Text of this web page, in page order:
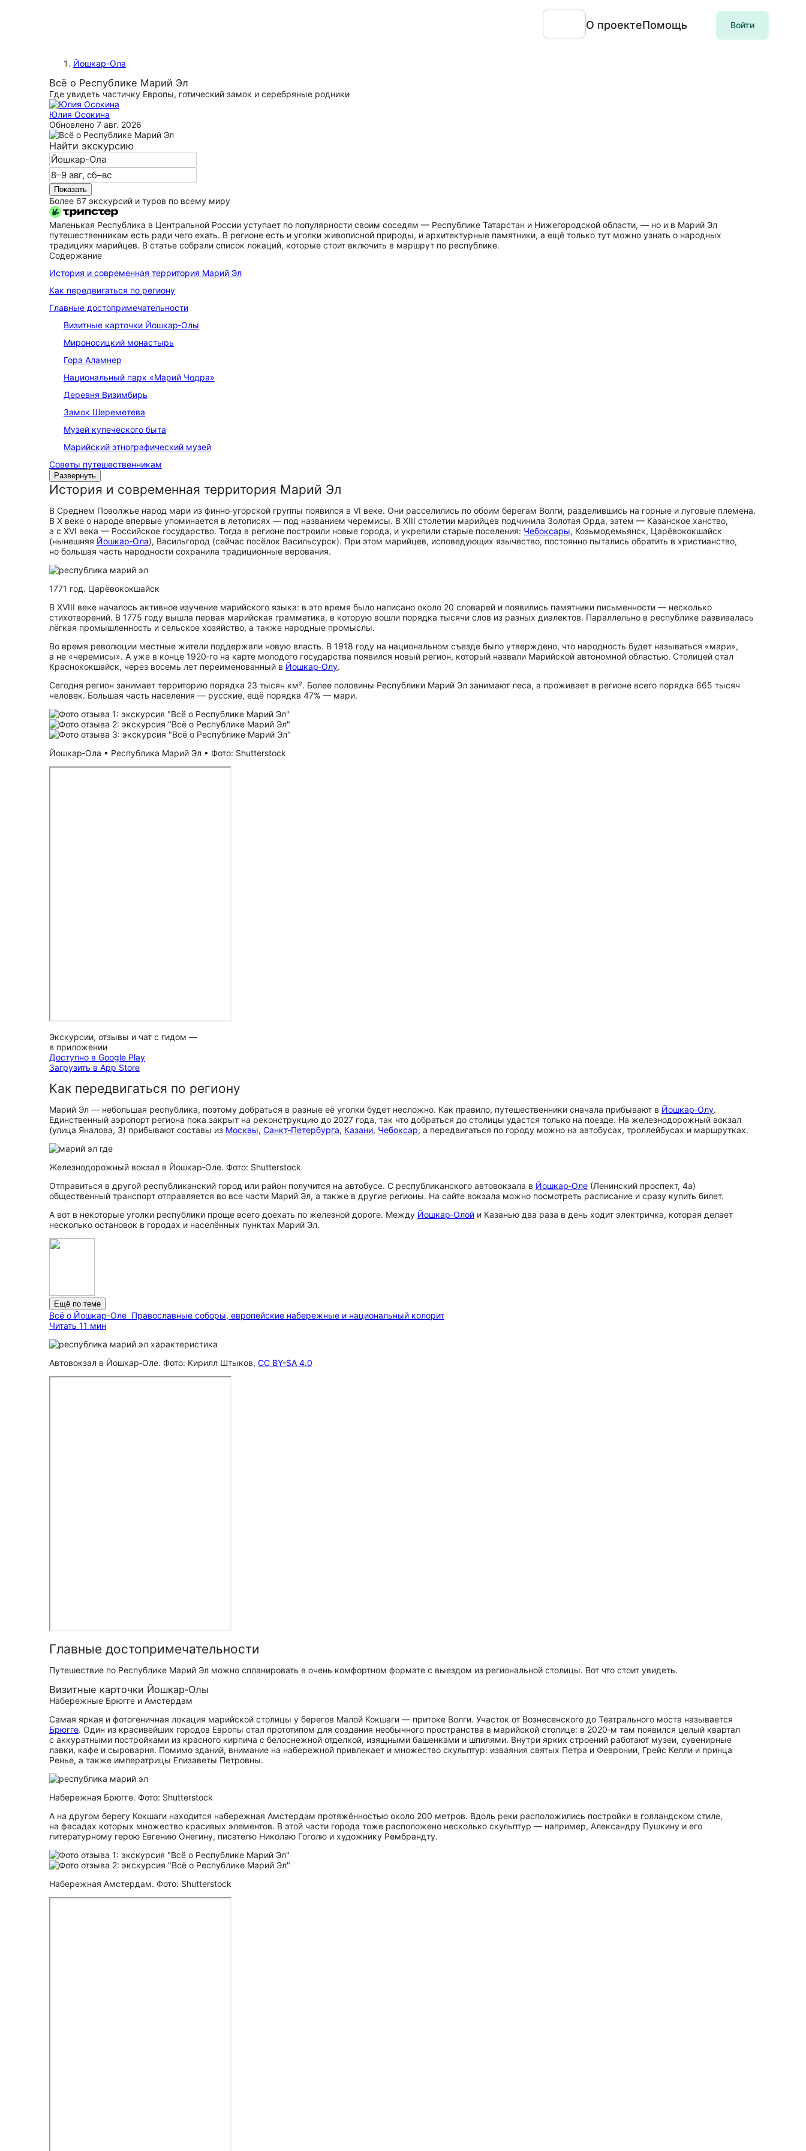
О проектеПомощь Войти
Йошкар-Ола
Всё о Республике Марий Эл
Где увидеть частичку Европы, готический замок и серебряные родники
Юлия Осокина
Обновлено 7 авг. 2026
Найти экскурсию
Показать
Более 67 экскурсий и туров по всему миру
Маленькая Республика в Центральной России уступает по популярности своим соседям — Республике Татарстан и Нижегородской области, — но и в Марий Эл
путешественникам есть ради чего ехать. В регионе есть и уголки живописной природы, и архитектурные памятники, а ещё только тут можно узнать о народных
традициях марийцев. В статье собрали список локаций, которые стоит включить в маршрут по республике.
Содержание
История и современная территория Марий Эл
Как передвигаться по региону
Главные до­сто­при­ме­ча­тель­но­сти
Визитные карточки Йошкар‑Олы
Мироносицкий монастырь
Гора Аламнер
Национальный парк «Марий Чодра»
Деревня Визимбирь
Замок Шереметева
Музей купеческого быта
Марийский этнографический музей
Советы путешественникам
Развернуть
История и современная территория Марий Эл
В Среднем Поволжье народ мари из финно‑угорской группы появился в VI веке. Они расселились по обоим берегам Волги, разделившись на горные и луговые племена.
В X веке о народе впервые упоминается в летописях — под названием черемисы. В XIII столетии марийцев подчинила Золотая Орда, затем — Казанское ханство,
а с XVI века — Российское государство. Тогда в регионе построили новые города, и укрепили старые поселения: Чебоксары, Козьмодемьянск, Царёвококшайск
(нынешняя Йошкар‑Ола), Васильгород (сейчас посёлок Васильсурск). При этом марийцев, исповедующих язычество, постоянно пытались обратить в христианство,
но большая часть народности сохранила традиционные верования.
1771 год. Царёвококшайск
В XVIII веке началось активное изучение марийского языка: в это время было написано около 20 словарей и появились памятники письменности — несколько
стихотворений. В 1775 году вышла первая марийская грамматика, в которую вошли порядка тысячи слов из разных диалектов. Параллельно в республике развивалась
лёгкая промышленность и сельское хозяйство, а также народные промыслы.
Во время революции местные жители поддержали новую власть. В 1918 году на национальном съезде было утверждено, что народность будет называться «мари»,
а не «черемисы». А уже в конце 1920‑го на карте молодого государства появился новый регион, который назвали Ма­рий­ской автономной областью. Столицей стал
Крас­но­кок­шайск, через восемь лет переименованный в Йошкар‑Олу.
Сегодня регион занимает территорию порядка 23 тысяч км². Более половины Республики Марий Эл занимают леса, а проживает в регионе всего порядка 665 тысяч
человек. Большая часть населения — русские, ещё порядка 47% — мари.
Йошкар‑Ола • Республика Марий Эл • Фото: Shutterstock
Экскурсии, отзывы и чат с гидом —
в приложении
Доступно в Google Play
Загрузить в App Store
Как передвигаться по региону
Марий Эл — небольшая республика, поэтому добраться в разные её уголки будет несложно. Как правило, путешественники сначала прибывают в Йошкар‑Олу.
Единственный аэропорт региона пока закрыт на реконструкцию до 2027 года, так что добраться до столицы удастся только на поезде. На железнодорожный вокзал
(улица Яналова, 3) прибывают составы из Москвы, Санкт‑Петербурга, Казани, Чебоксар, а передвигаться по городу можно на автобусах, троллейбусах и маршрутках.
Железнодорожный вокзал в Йошкар‑Оле. Фото: Shutterstock
Отправиться в другой республиканский город или район получится на автобусе. С республиканского автовокзала в Йошкар‑Оле (Ленинский проспект, 4а)
общественный транспорт отправляется во все части Марий Эл, а также в другие регионы. На сайте вокзала можно посмотреть расписание и сразу купить билет.
А вот в некоторые уголки республики проще всего доехать по железной дороге. Между Йошкар‑Олой и Казанью два раза в день ходит электричка, которая делает
несколько остановок в городах и населённых пунктах Марий Эл.
Ещё по теме
Всё о Йошкар-Оле Православные соборы, европейские набережные и национальный колорит
Читать 11 мин
Автовокзал в Йошкар‑Оле. Фото: Кирилл Штыков, CC BY-SA 4.0
Главные до­сто­при­ме­ча­тель­но­сти
Путешествие по Республике Марий Эл можно спланировать в очень комфортном формате с выездом из региональной столицы. Вот что стоит увидеть.
Визитные карточки Йошкар‑Олы
Набережные Брюгге и Амстердам
Самая яркая и фотогеничная локация марийской столицы у берегов Малой Кокшаги — притоке Волги. Участок от Вознесенского до Театрального моста называется
Брюгге. Один из красивейших городов Европы стал прототипом для создания необычного пространства в марийской столице: в 2020‑м там появился целый квартал
с аккуратными постройками из красного кирпича с белоснежной отделкой, изящными башенками и шпилями. Внутри ярких строений работают музеи, сувенирные
лавки, кафе и сыроварня. Помимо зданий, внимание на набережной привлекает и множество скульптур: изваяния святых Петра и Февронии, Грейс Келли и принца
Ренье, а также императрицы Елизаветы Петровны.
Набережная Брюгге. Фото: Shutterstock
А на другом берегу Кокшаги находится набережная Амстердам протяжённостью около 200 метров. Вдоль реки расположились постройки в голландском стиле,
на фасадах которых множество красивых элементов. В этой части города тоже расположено несколько скульптур — например, Александру Пушкину и его
литературному герою Евгению Онегину, писателю Николаю Гоголю и художнику Рембрандту.
Набережная Амстердам. Фото: Shutterstock